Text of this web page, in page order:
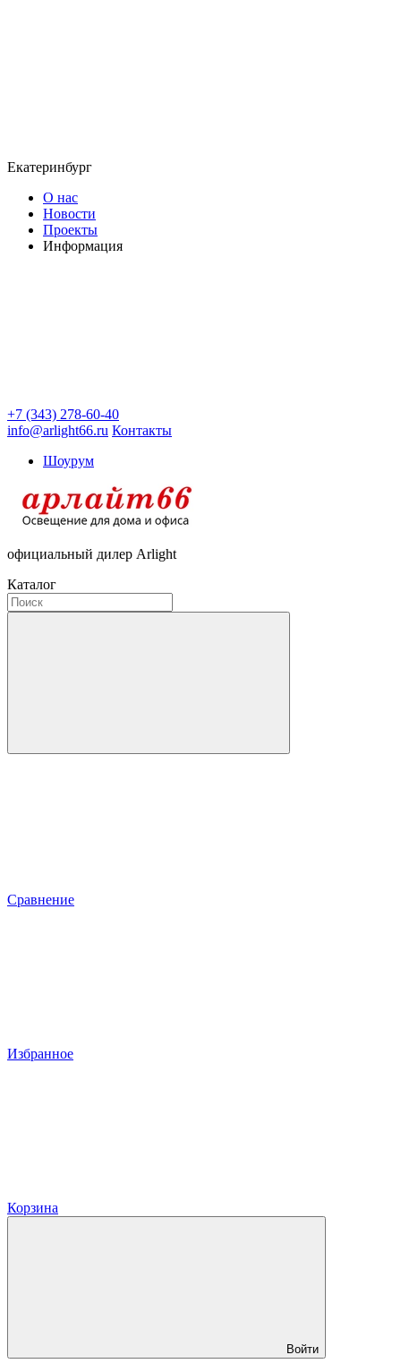
Екатеринбург
О нас
Новости
Проекты
Информация
+7 (343) 278-60-40
info@arlight66.ru Контакты
Шоурум
официальный дилер Arlight
Каталог
Сравнение
Избранное
Корзина
Войти